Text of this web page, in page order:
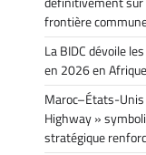
frontière
La BIDC dévoile
en 2026 en
Maroc–États-Unis
Highway »
stratégique